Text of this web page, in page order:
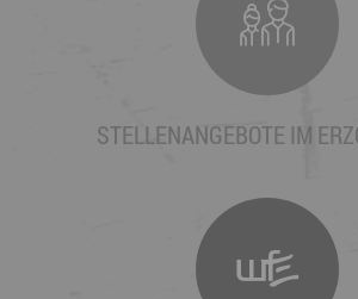
STELLENANGEBOTE IM